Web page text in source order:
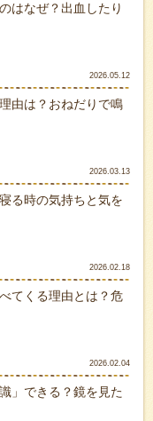
動」の記
はなぜ？出血したり
2026.05.12
由は？おねだりで鳴
2026.03.13
る時の気持ちと気を
2026.02.18
てくる理由とは？危
2026.02.04
」できる？鏡を見た